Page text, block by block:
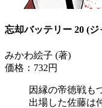
忘却バッテリー 20 (
みかわ絵子 (著)
価格：732円
因縁の帝徳戦
出場した佐藤は